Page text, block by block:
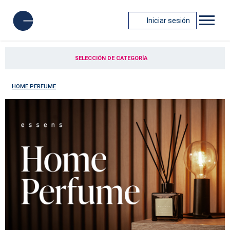
Iniciar sesión
SELECCIÓN DE CATEGORÍA
HOME PERFUME